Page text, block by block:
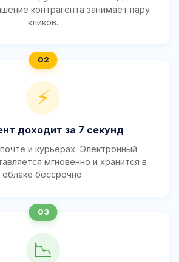
контрагента занимает пару
кликов.
⚡
доходит за 7 секунд
и курьерах. Электронный
мгновенно и хранится в
облаке бессрочно.
📉